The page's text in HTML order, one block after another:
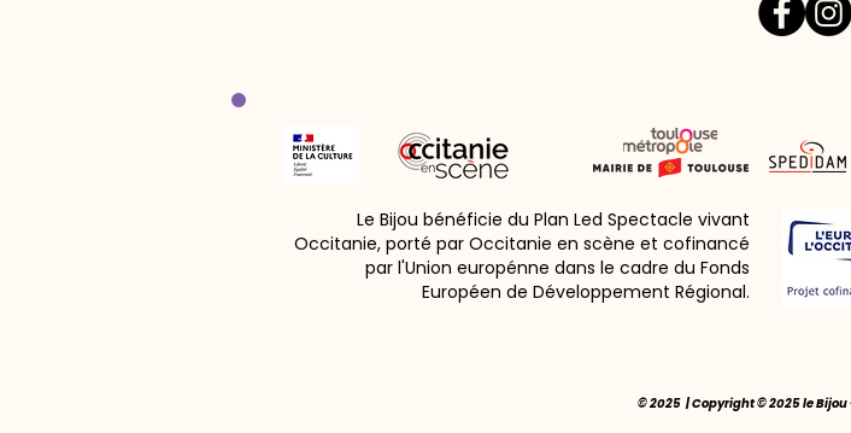
Le Bijou bénéficie du Plan Led Spectacle vivant
Occitanie, porté par Occitanie en scène et cofinancé
par l'Union europénne dans le cadre du Fonds
Européen de Développement Régional.
© 2025 | Copyright © 2025 le